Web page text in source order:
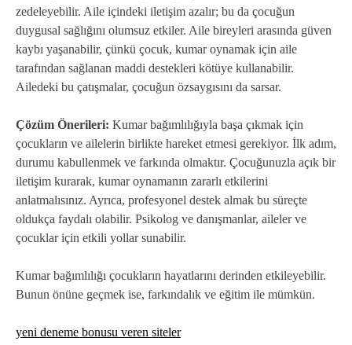
zedeleyebilir. Aile içindeki iletişim azalır; bu da çocuğun
duygusal sağlığını olumsuz etkiler. Aile bireyleri arasında güven
kaybı yaşanabilir, çünkü çocuk, kumar oynamak için aile
tarafından sağlanan maddi destekleri kötüye kullanabilir.
Ailedeki bu çatışmalar, çocuğun özsaygısını da sarsar.
Çözüm Önerileri: Kumar bağımlılığıyla başa çıkmak için
çocukların ve ailelerin birlikte hareket etmesi gerekiyor. İlk adım,
durumu kabullenmek ve farkında olmaktır. Çocuğunuzla açık bir
iletişim kurarak, kumar oynamanın zararlı etkilerini
anlatmalısınız. Ayrıca, profesyonel destek almak bu süreçte
oldukça faydalı olabilir. Psikolog ve danışmanlar, aileler ve
çocuklar için etkili yollar sunabilir.
Kumar bağımlılığı çocukların hayatlarını derinden etkileyebilir.
Bunun önüne geçmek ise, farkındalık ve eğitim ile mümkün.
yeni deneme bonusu veren siteler